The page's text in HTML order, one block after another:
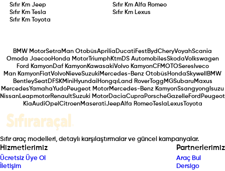
Sıfır KmJeep Sıfır Km Alfa Romeo
Sıfır Km
Tesla Sıfır Km Lexus
Sıfır Km
Toyota
BMW MotorSetra Man OtobüsAprilia Ducati FestBydCheryVoyahScania
Omoda JaecooHonda MotorTriumphKtmDS AutomobilesSkodaVolkswagen
Ford KamyonDaf KamyonKawasakiVolvo KamyonCFMOTOSeres Iveco
Man KamyonFiatVolvoNieveSuzuki Mercedes-Benz Otobüs HondaSkywell
BMW
BentleySeatDFSKMini Hyundai Hongqı Land RoverTogg MGSubaruMaxus
MercedesYamahaYudoPeugeot MotorMercedes-Benz KamyonSsangyong Isuzu
NissanLeapmotorRenaultSuzuki MotorDaciaCupra PorscheGazelleFord Peugeot
KiaAudiOpel CitroenMaseratiJeepAlfa RomeoTesla Lexus Toyota
Sıfır araç modelleri, detaylı karşılaştırmalar ve güncel kampanyalar.
Hizmetlerimiz
Ücretsiz Üye Ol
İletişim
Partnerlerimiz
Araç Bul
Dersigo